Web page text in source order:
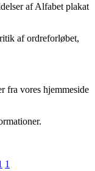
af Alfabet plakat
af ordreforløbet,
fra vores hjemmeside
1